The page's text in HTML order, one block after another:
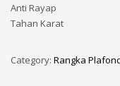
Anti Rayap
Tahan Karat
Category: Rangka